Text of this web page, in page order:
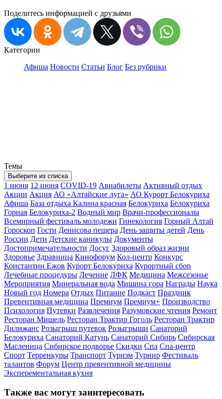
Поделитесь информацией с друзьями
Категории
Афиша Новости Статьи Блог Без рубрики
Темы
Выберите из списка
1 июня 12 июня COVID-19 Авиабилеты Активный отдых
Акции Акция АО «Алтайские луга» АО Курорт Белокуриха
Афиша База отдыха Калина красная Белокуриха Белокуриха
Горная Белокуриха-2 Водный мир Врачи-профессионалы
Всемирный фестиваль молодежи Гинекология Горный Алтай
Гороскоп Гости Денисова пещера День защиты детей День
России Дети Детские каникулы Документы
Достопримечательности Досуг Здоровый образ жизни
Здоровье Здравница Кинофорум Кол-центр Конкурс
Константин Ежов Курорт Белокуриха Курортный сбор
Лечебные процедуры Лечение ЛФК Медицина Межсезонье
Мероприятия Минеральная вода Мишина гора Награды Наука
Новый год Номера Отдых Питание Подкаст Праздник
Превентивная медицина Премиум Премиум+ Производство
Психология Путевки Развлечения Разумовские чтения Ремонт
Ресторан Мишель Ресторан Трактир Гоголь Ресторан Трактир
Дилижанс Розыгрыш путевок Розыгрыши Санаторий
Белокуриха Санаторий Катунь Санаторий Сибирь Сибирская
Масленица Сибирское подворье Скидки Спа Спа-центр
Спорт Терренкуры Транспорт Туризм Турнир Фестиваль
талантов Форум Центр превентивной медицины
Эксперементальная кухня
Также вас могут заинтересовать